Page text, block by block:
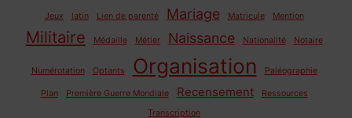
Jeux latin Lien de parenté Mariage Matricule Mention
Militaire Médaille Métier Naissance Nationalité Notaire
Numérotation Optants Organisation Paléographie
Plan Première Guerre Mondiale Recensement
Ressources
Transcription